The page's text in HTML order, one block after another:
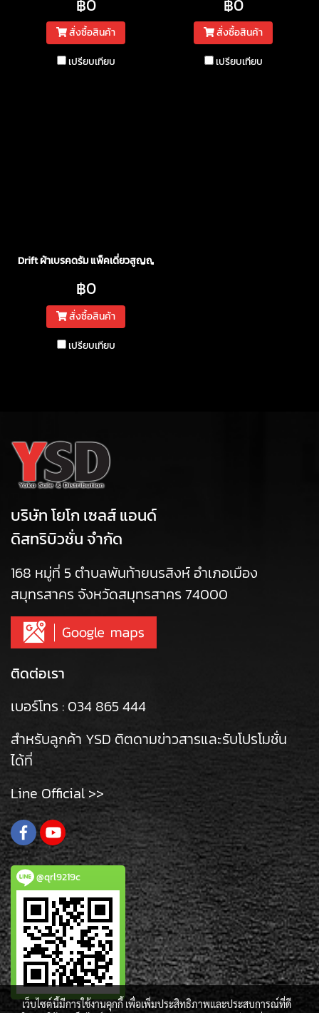
฿0
สั่งซื้อสินค้า
เปรียบเทียบ
฿0
สั่งซื้อสินค้า
เปรียบเทียบ
Drift ผ้าเบรคดรัม แพ็คเดี่ยวสูญญากาศ เหนียว แน่น หนึบ
฿0
สั่งซื้อสินค้า
เปรียบเทียบ
บริษัท โยโก เซลส์ แอนด์
ดิสทริบิวชั่น จำกัด
168 หมู่ที่ 5 ตำบลพันท้ายนรสิงห์ อำเภอเมือง
สมุทรสาคร จังหวัดสมุทรสาคร 74000
ติดต่อเรา
เบอร์โทร : 034 865 444
สำหรับลูกค้า YSD ติตดามข่าวสารและรับโปรโมชั่น
ได้ที่
Line Official >>
@qrl9219c
เว็บไซต์นี้มีการใช้งานคุกกี้ เพื่อเพิ่มประสิทธิภาพและประสบการณ์ที่ดี